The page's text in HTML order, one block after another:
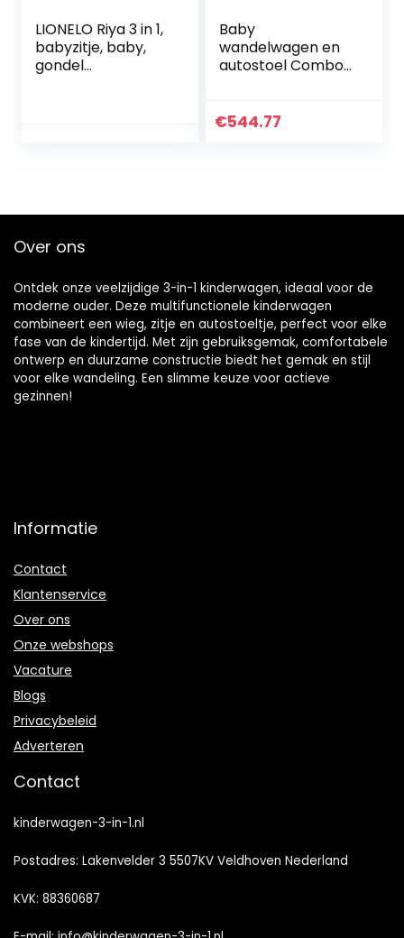
LIONELO Riya 3 in 1,
babyzitje, baby,
gondel
Baby
wandelwagen en
autostoel Combo
wieg, Carriolas
€544.77
Over ons
Ontdek onze veelzijdige 3-in-1 kinderwagen, ideaal voor de
moderne ouder. Deze multifunctionele kinderwagen
combineert een wieg, zitje en autostoeltje, perfect voor elke
fase van de kindertijd. Met zijn gebruiksgemak, comfortabele
ontwerp en duurzame constructie biedt het gemak en stijl
voor elke wandeling. Een slimme keuze voor actieve
gezinnen!
Informatie
Contact
Klantenservice
Over ons
Onze webshops
Vacature
Blogs
Privacybeleid
Adverteren
Contact
kinderwagen-3-in-1.nl
Postadres: Lakenvelder 3 5507KV Veldhoven Nederland
KVK: 88360687